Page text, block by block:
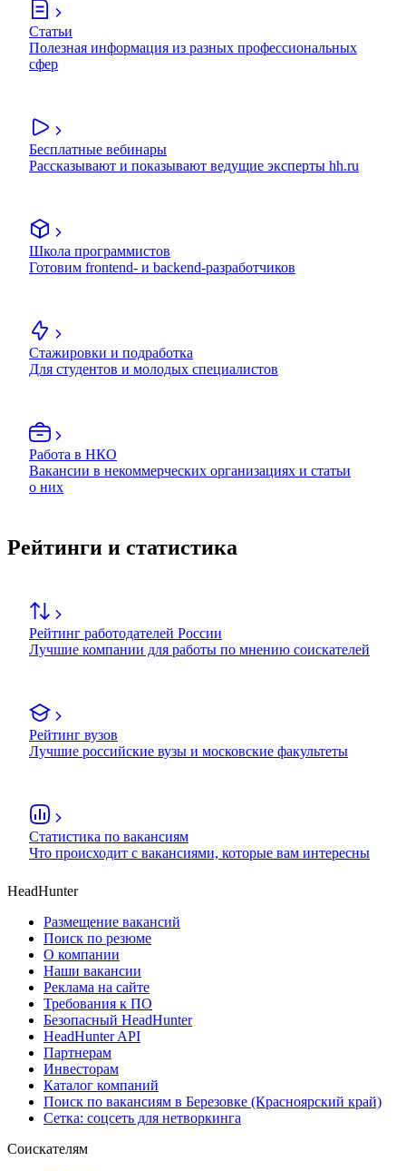
Статьи
Полезная информация из разных профессиональных
сфер
Бесплатные вебинары
Рассказывают и показывают ведущие эксперты hh.ru
Школа программистов
Готовим frontend- и backend-разработчиков
Стажировки и подработка
Для студентов и молодых специалистов
Работа в НКО
Вакансии в некоммерческих организациях и статьи
о них
Рейтинги и статистика
Рейтинг работодателей России
Лучшие компании для работы по мнению соискателей
Рейтинг вузов
Лучшие российские вузы и московские факультеты
Статистика по вакансиям
Что происходит с вакансиями, которые вам интересны
HeadHunter
Размещение вакансий
Поиск по резюме
О компании
Наши вакансии
Реклама на сайте
Требования к ПО
Безопасный HeadHunter
HeadHunter API
Партнерам
Инвесторам
Каталог компаний
Поиск по вакансиям в Березовке (Красноярский край)
Сетка: соцсеть для нетворкинга
Соискателям